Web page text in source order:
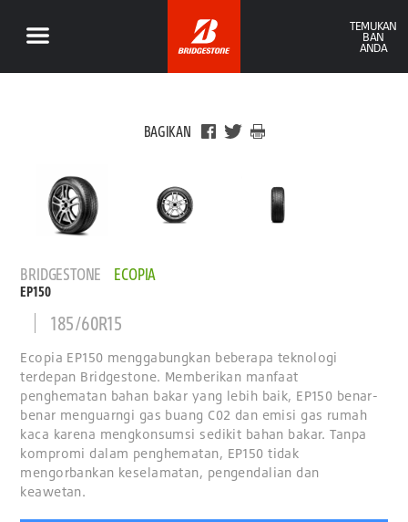
TEMUKAN
BAN
ANDA
BAGIKAN
BRIDGESTONE ECOPIA
EP150
185/60R15
Ecopia EP150 menggabungkan beberapa teknologi
terdepan Bridgestone. Memberikan manfaat
penghematan bahan bakar yang lebih baik, EP150 benar-
benar menguarngi gas buang C02 dan emisi gas rumah
kaca karena mengkonsumsi sedikit bahan bakar. Tanpa
kompromi dalam penghematan, EP150 tidak
mengorbankan keselamatan, pengendalian dan
keawetan.